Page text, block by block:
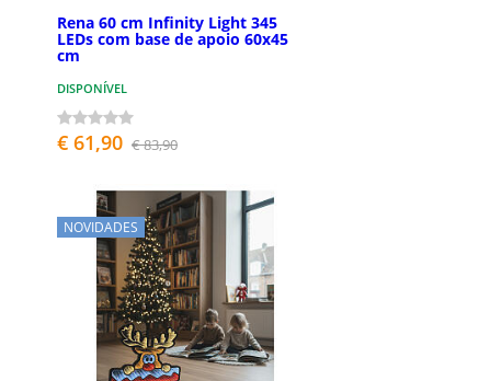
Rena 60 cm Infinity Light 345
LEDs com base de apoio 60x45
cm
DISPONÍVEL
€ 61,90 € 83,90
NOVIDADES